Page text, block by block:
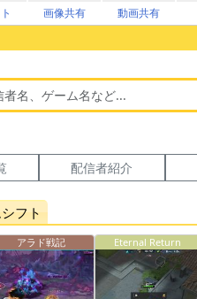
画像共有 動画共有
配信者紹介
フト
アラド戦記 Eternal Return